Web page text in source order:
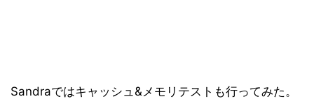
Sandraではキャッシュ&メモリテストも行ってみた。